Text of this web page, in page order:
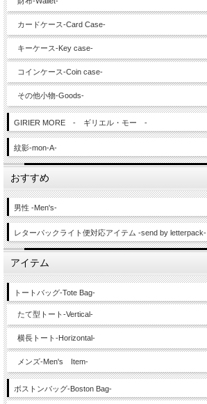
カードケース-Card Case-
キーケース-Key case-
コインケース-Coin case-
その他小物-Goods-
GIRIER MORE - ギリエル・モー -
紋影-mon-A-
おすすめ
男性 -Men's-
レターパックライト便対応アイテム -send by letterpack-
アイテム
トートバッグ-Tote Bag-
たて型トート-Vertical-
横長トート-Horizontal-
メンズ-Men's Item-
ボストンバッグ-Boston Bag-